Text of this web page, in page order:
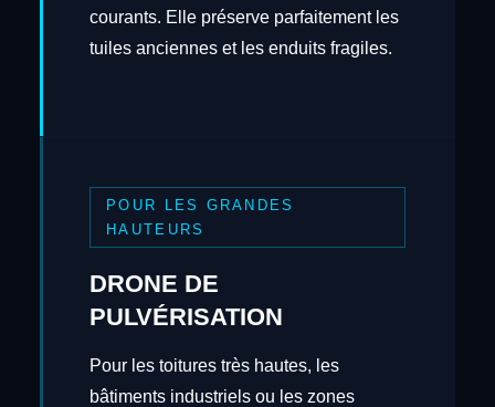
courants. Elle préserve parfaitement les
tuiles anciennes et les enduits fragiles.
POUR LES GRANDES
HAUTEURS
DRONE DE
PULVÉRISATION
Pour les toitures très hautes, les
bâtiments industriels ou les zones